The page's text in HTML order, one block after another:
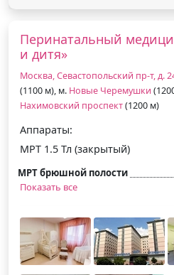
Перинатальный
и дитя»
Москва, Севастопольский пр-т, д.
(1100 м), м. Новые Черемушки
Нахимовский проспект(1200 м)
Аппараты:
МРТ 1.5 Тл (закрытый)
МРТ брюшной полости
Показать все